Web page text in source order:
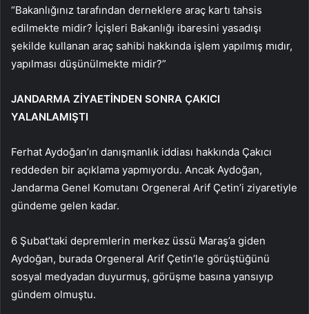
“Bakanlığınız tarafından derneklere araç kartı tahsis
edilmekte midir? İçişleri Bakanlığı ibaresini yasadışı
şekilde kullanan araç sahibi hakkında işlem yapılmış mıdır,
yapılması düşünülmekte midir?”
JANDARMA ZİYAETİNDEN SONRA ÇAKICI
YALANLAMIŞTI
Ferhat Aydoğan’ın danışmanlık iddiası hakkında Çakıcı
reddeden bir açıklama yapmıyordu. Ancak Aydoğan,
Jandarma Genel Komutanı Orgeneral Arif Çetin’i ziyaretiyle
gündeme gelen kadar.
6 Şubat’taki depremlerin merkez üssü Maraş’a giden
Aydoğan, burada Orgeneral Arif Çetin’le görüştüğünü
sosyal medyadan duyurmuş, görüşme basına yansıyıp
gündem olmuştu.